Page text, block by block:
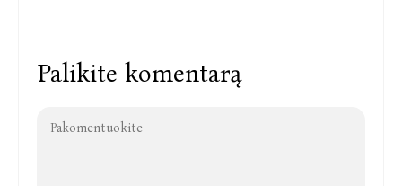
Palikite komentarą